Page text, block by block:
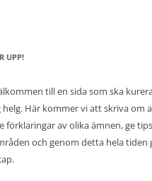
UPP!
till en sida som ska
helg. Här kommer vi att skriva om
förklaringar av olika ämnen, ge
och genom detta hela tiden